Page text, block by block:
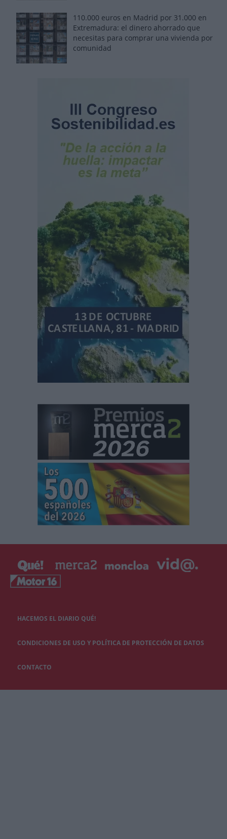
110.000 euros en Madrid por 31.000 en
Extremadura: el dinero ahorrado que
necesitas para comprar una vivienda por
comunidad
HACEMOS EL DIARIO QUÉ!
CONDICIONES DE USO Y POLÍTICA DE PROTECCIÓN DE DATOS
CONTACTO